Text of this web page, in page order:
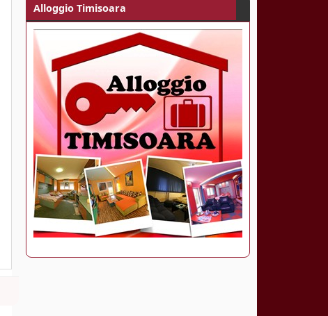
Alloggio Timisoara